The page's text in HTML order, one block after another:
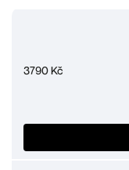
Nejprodávanější
3790 Kč